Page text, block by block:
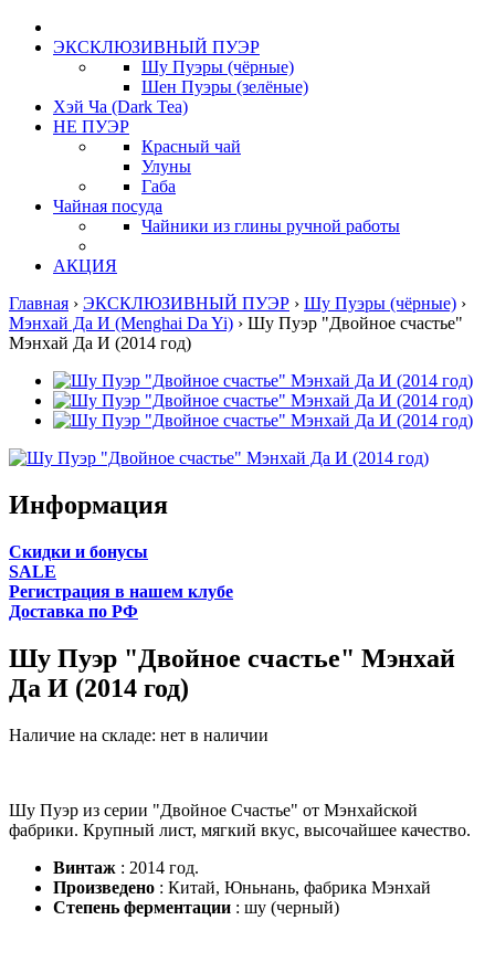
ЭКСКЛЮЗИВНЫЙ ПУЭР
Шу Пуэры (чёрные)
Шен Пуэры (зелёные)
Хэй Ча (Dark Tea)
НЕ ПУЭР
Красный чай
Улуны
Габа
Чайная посуда
Чайники из глины ручной работы
АКЦИЯ
Главная › ЭКСКЛЮЗИВНЫЙ ПУЭР › Шу Пуэры (чёрные) ›
Мэнхай Да И (Menghai Da Yi) › Шу Пуэр "Двойное счастье"
Мэнхай Да И (2014 год)
Информация
Cкидки и бонусы
SALE
Регистрация в нашем клубе
Доставка по РФ
Шу Пуэр "Двойное счастье" Мэнхай
Да И (2014 год)
Наличие на складе: нет в наличии
Шу Пуэр из серии "Двойное Счастье" от Мэнхайской
фабрики. Крупный лист, мягкий вкус, высочайшее качество.
Винтаж : 2014 год.
Произведено : Китай, Юньнань, фабрика Мэнхай
Степень ферментации : шу (черный)